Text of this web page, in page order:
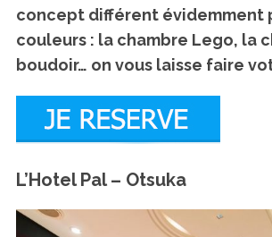
concept différent évidemment
couleurs : la chambre Lego, la
boudoir… on vous laisse faire
L’Hotel Pal – Otsuka